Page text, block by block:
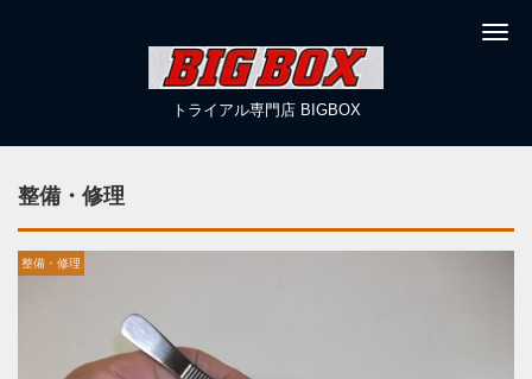
トライアル専門店 BIGBOX
整備・修理
整備・修理